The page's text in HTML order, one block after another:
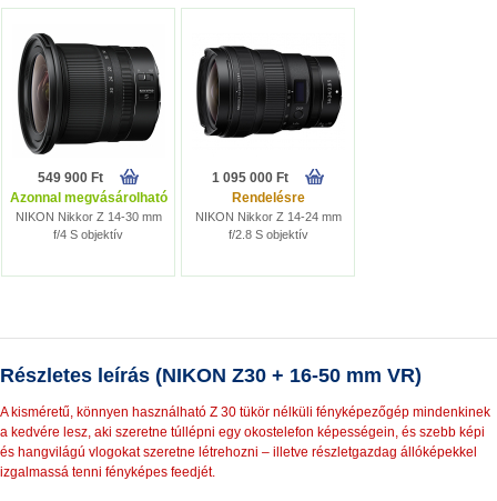
549 900 Ft
Azonnal megvásárolható
NIKON Nikkor Z 14-30 mm
f/4 S objektív
1 095 000 Ft
Rendelésre
NIKON Nikkor Z 14-24 mm
f/2.8 S objektív
Részletes leírás (NIKON Z30 + 16-50 mm VR)
A kisméretű, könnyen használható Z 30 tükör nélküli fényképezőgép mindenkinek
a kedvére lesz, aki szeretne túllépni egy okostelefon képességein, és szebb képi
és hangvilágú vlogokat szeretne létrehozni – illetve részletgazdag állóképekkel
izgalmassá tenni fényképes feedjét.